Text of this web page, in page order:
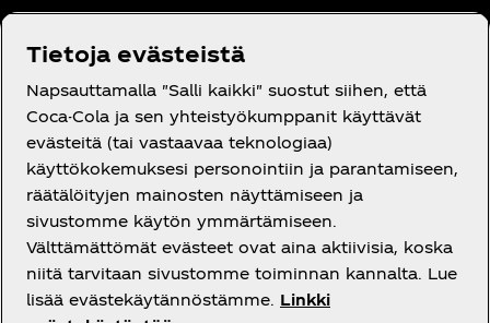
Tarvitsetko apua?
Oikeudelliset tiedot
Tietoja evästeistä
Napsauttamalla "Salli kaikki" suostut siihen, että
Coca-Cola ja sen yhteistyökumppanit käyttävät
evästeitä (tai vastaavaa teknologiaa)
käyttökokemuksesi personointiin ja parantamiseen,
räätälöityjen mainosten näyttämiseen ja
sivustomme käytön ymmärtämiseen.
Välttämättömät evästeet ovat aina aktiivisia, koska
niitä tarvitaan sivustomme toiminnan kannalta. Lue
lisää evästekäytännöstämme. Linkki